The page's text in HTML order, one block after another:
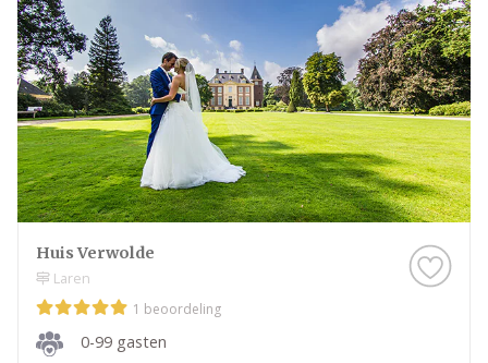
Huis Verwolde
Laren
1 beoordeling
0-99 gasten